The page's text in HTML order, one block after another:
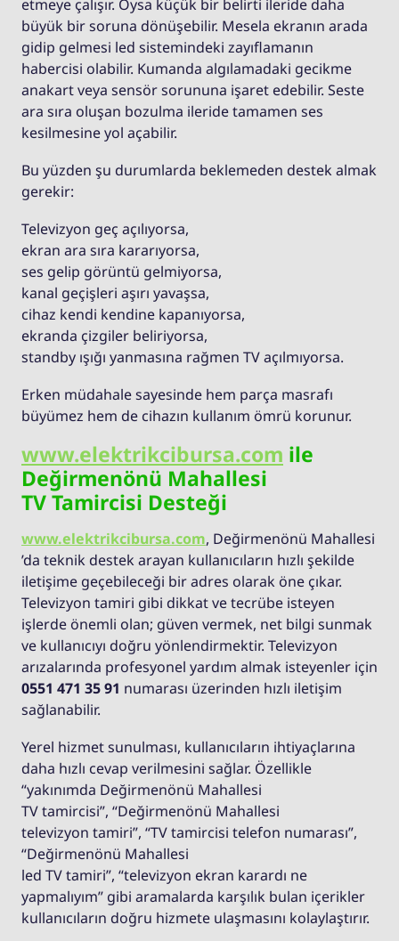
etmeye çalışır. Oysa küçük bir belirti ileride daha
büyük bir soruna dönüşebilir. Mesela ekranın arada
gidip gelmesi led sistemindeki zayıflamanın
habercisi olabilir. Kumanda algılamadaki gecikme
anakart veya sensör sorununa işaret edebilir. Seste
ara sıra oluşan bozulma ileride tamamen ses
kesilmesine yol açabilir.
Bu yüzden şu durumlarda beklemeden destek almak
gerekir:
Televizyon geç açılıyorsa,
ekran ara sıra kararıyorsa,
ses gelip görüntü gelmiyorsa,
kanal geçişleri aşırı yavaşsa,
cihaz kendi kendine kapanıyorsa,
ekranda çizgiler beliriyorsa,
standby ışığı yanmasına rağmen TV açılmıyorsa.
Erken müdahale sayesinde hem parça masrafı
büyümez hem de cihazın kullanım ömrü korunur.
www.elektrikcibursa.com ile
Değirmenönü Mahallesi
TV Tamircisi Desteği
www.elektrikcibursa.com, Değirmenönü Mahallesi
’da teknik destek arayan kullanıcıların hızlı şekilde
iletişime geçebileceği bir adres olarak öne çıkar.
Televizyon tamiri gibi dikkat ve tecrübe isteyen
işlerde önemli olan; güven vermek, net bilgi sunmak
ve kullanıcıyı doğru yönlendirmektir. Televizyon
arızalarında profesyonel yardım almak isteyenler için
0551 471 35 91 numarası üzerinden hızlı iletişim
sağlanabilir.
Yerel hizmet sunulması, kullanıcıların ihtiyaçlarına
daha hızlı cevap verilmesini sağlar. Özellikle
“yakınımda Değirmenönü Mahallesi
TV tamircisi”, “Değirmenönü Mahallesi
televizyon tamiri”, “TV tamircisi telefon numarası”,
“Değirmenönü Mahallesi
led TV tamiri”, “televizyon ekran karardı ne
yapmalıyım” gibi aramalarda karşılık bulan içerikler
kullanıcıların doğru hizmete ulaşmasını kolaylaştırır.